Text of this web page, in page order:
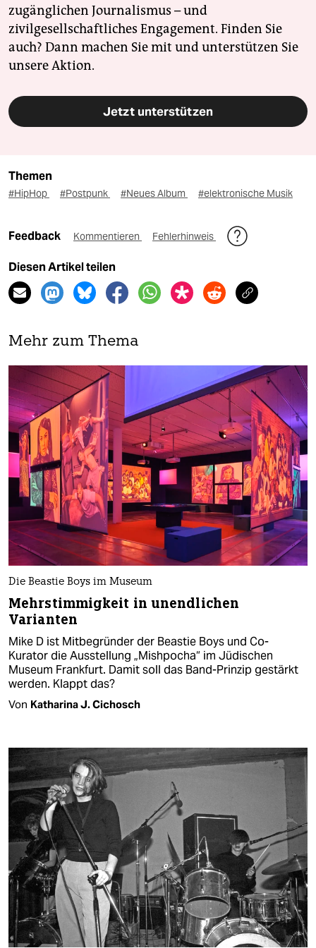
zugänglichen Journalismus – und
zivilgesellschaftliches Engagement. Finden Sie
auch? Dann machen Sie mit und unterstützen Sie
unsere Aktion.
Jetzt unterstützen
Themen
#HipHop #Postpunk #Neues Album #elektronische Musik
Feedback Kommentieren Fehlerhinweis
Diesen Artikel teilen
Mehr zum Thema
Die Beastie Boys im Museum
Mehrstimmigkeit in unendlichen
Varianten
Mike D ist Mitbegründer der Beastie Boys und Co-
Kurator die Ausstellung „Mishpocha“ im Jüdischen
Museum Frankfurt. Damit soll das Band-Prinzip gestärkt
werden. Klappt das?
Von Katharina J. Cichosch